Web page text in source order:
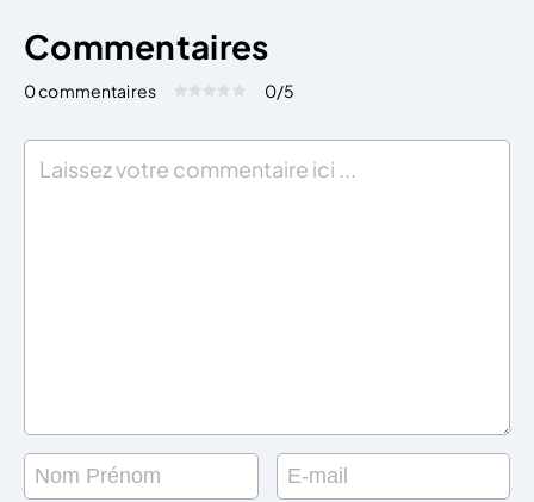
Commentaires
0 commentaires Évaluez cet article:
0/5